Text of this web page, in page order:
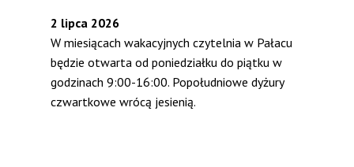
2 lipca 2026
W miesiącach wakacyjnych czytelnia w Pałacu
będzie otwarta od poniedziałku do piątku w
godzinach 9:00-16:00. Popołudniowe dyżury
czwartkowe wrócą jesienią.